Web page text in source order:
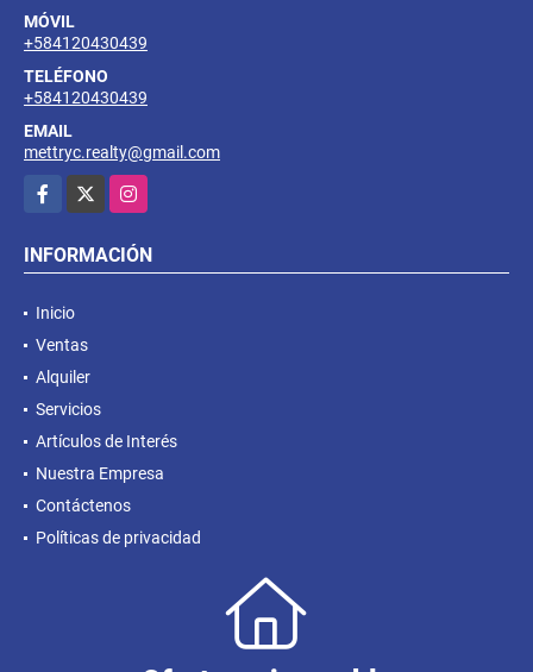
MÓVIL
+584120430439
TELÉFONO
+584120430439
EMAIL
mettryc.realty@gmail.com
Facebook
Instagram
INFORMACIÓN
Inicio
Ventas
Alquiler
Servicios
Artículos de Interés
Nuestra Empresa
Contáctenos
Políticas de privacidad